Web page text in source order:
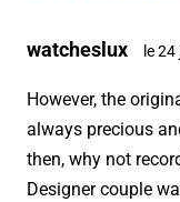
watcheslux le
However, the
always precious
then, why not
Designer couple